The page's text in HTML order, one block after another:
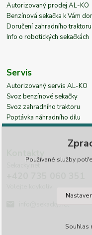
Autorizovaný prodej AL-KO
Benzínová sekačka k Vám
Doručení zahradního traktoru
Info o robotických sekačkách
Servis
Autorizovaný servis AL-KO
Svoz benzínové sekačky
Svoz zahradního traktoru
Poptávka náhradního dílu
info@sekacky.net
Používané služby
Souhlas